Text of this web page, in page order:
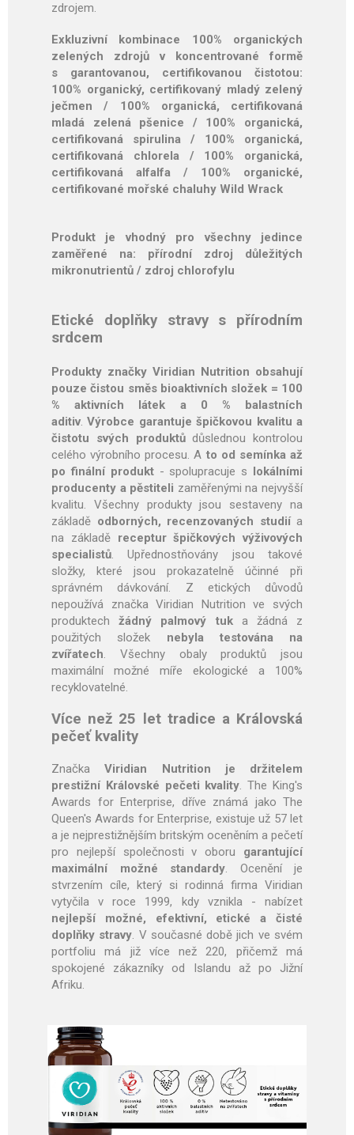
zdrojem.
Exkluzivní kombinace 100% organických
zelených zdrojů v koncentrované formě
s garantovanou, certifikovanou čistotou:
100% organický, certifikovaný mladý zelený
ječmen / 100% organická, certifikovaná
mladá zelená pšenice / 100% organická,
certifikovaná spirulina / 100% organická,
certifikovaná chlorela / 100% organická,
certifikovaná alfalfa / 100% organické,
certifikované mořské chaluhy Wild Wrack
Produkt je vhodný pro všechny jedince
zaměřené na: přírodní zdroj důležitých
mikronutrientů / zdroj chlorofylu
Etické doplňky stravy s přírodním
srdcem
Produkty značky Viridian Nutrition obsahují
pouze čistou směs bioaktivních složek = 100
% aktivních látek a 0 % balastních
aditiv.Výrobce garantuje špičkovou kvalitu a
čistotu svých produktůdůslednou kontrolou
celého výrobního procesu. A to od semínka až
po finální produkt- spolupracuje s lokálními
producenty a pěstiteli zaměřenými na nejvyšší
kvalitu. Všechny produkty jsou sestaveny na
základě odborných, recenzovaných studiía
na základě receptur špičkových výživových
specialistů. Upřednostňovány jsou takové
složky, které jsou prokazatelně účinné při
správném dávkování. Z etických důvodů
nepoužívá značka Viridian Nutrition ve svých
produktechžádný palmový tuka žádná z
použitých složek nebyla testována na
zvířatech. Všechny obaly produktů jsou
maximální možné míře ekologické a 100%
recyklovatelné.
Více než 25 let tradice a Královská
pečeť kvality
ZnačkaViridian Nutrition je držitelem
prestižní Královské pečeti kvality. The King's
Awards for Enterprise, dříve známá jako The
Queen's Awards for Enterprise, existuje už 57 let
a je nejprestižnějším britským oceněním a pečetí
pro nejlepší společnosti v oboru garantující
maximální možné standardy. Ocenění je
stvrzením cíle, který si rodinná firma Viridian
vytyčila v roce 1999, kdy vznikla - nabízet
nejlepší možné, efektivní, etické a čisté
doplňky stravy. V současné době jich ve svém
portfoliu má již více než 220, přičemž má
spokojené zákazníky od Islandu až po Jižní
Afriku.